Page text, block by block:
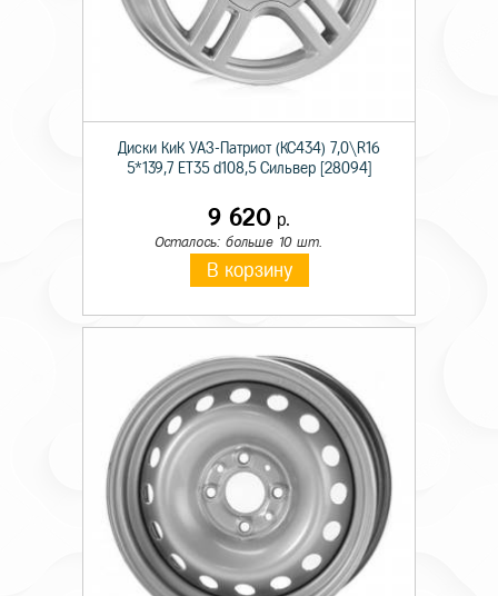
Диски КиК УАЗ-Патриот (КС434) 7,0\R16
5*139,7 ET35 d108,5 Сильвер [28094]
9 620 р.
Осталось: больше 10 шт.
В корзину